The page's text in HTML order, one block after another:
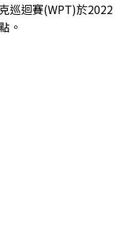
巡迴賽(WPT)於2022
。